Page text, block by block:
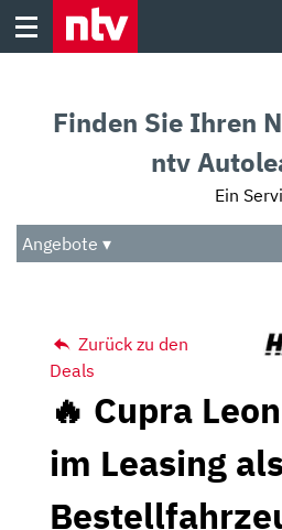
Skip
Audio
Das Beste
Finden Sie Ihren
ntv
Ein
Angebote ▾
Zurück zu den
Deals
🔥 Cupra
im Leasing als